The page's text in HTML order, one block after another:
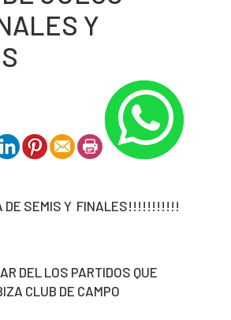
Y
DE SEMIS Y FINALES!!!!!!!!!!!
DEL LOS PARTIDOS QUE
CLUB DE CAMPO